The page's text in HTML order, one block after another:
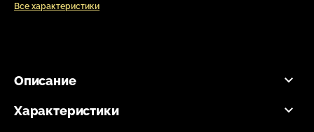
Все характеристики
Описание
Характеристики